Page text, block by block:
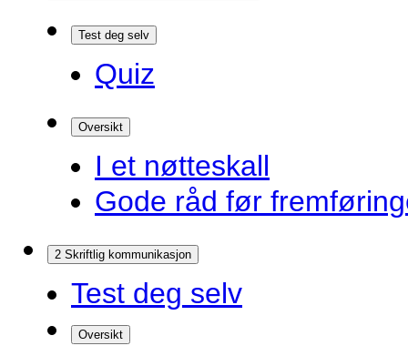
Test deg selv
Quiz
Oversikt
I et nøtteskall
Gode råd før
2 Skriftlig kommunikasjon
Test deg selv
Oversikt